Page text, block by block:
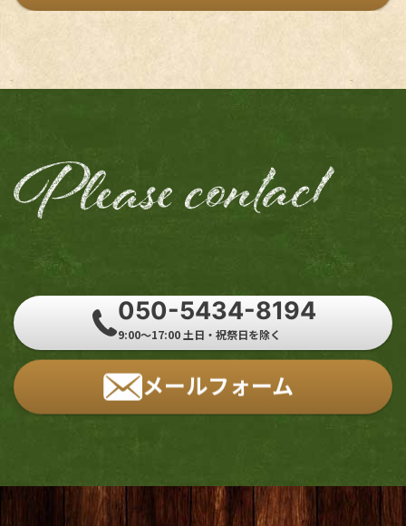
050-5434-8194
9:00～17:00 土日・祝祭日を除く
メールフォーム